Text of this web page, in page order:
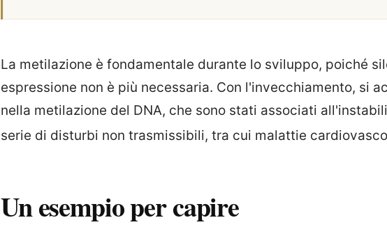
La metilazione è fondamentale durante lo sviluppo, poiché
espressione non è più necessaria. Con l'invecchiamento, si
nella metilazione del DNA, che sono stati associati
serie di disturbi non trasmissibili, tra cui malattie
Un esempio per capire